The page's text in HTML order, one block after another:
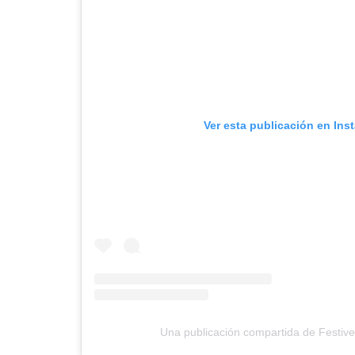
Ver esta publicación en
Una publicación compartida de